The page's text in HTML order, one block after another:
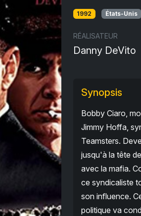
1992 États-Unis
RÉALISATEUR
Danny DeVito
Synopsis
Bobby Ciaro,
Jimmy Hoffa,
Teamsters.
jusqu'à la tête
avec la mafia.
ce syndicaliste
son influence.
politique va